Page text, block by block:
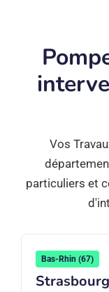
Vos
particuliers et
Bas-Rhin (67)
Strasbourg